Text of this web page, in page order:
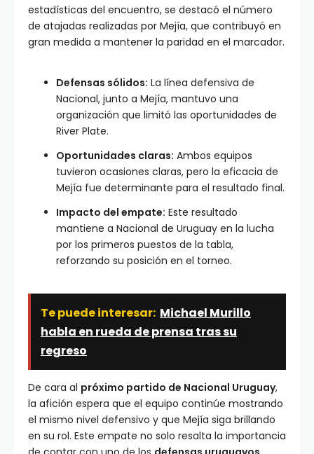
estadísticas del encuentro, se destacó el número
de atajadas realizadas por Mejía, que contribuyó en
gran medida a mantener la paridad en el marcador.
Defensas sólidos: La línea defensiva de
Nacional, junto a Mejía, mantuvo una
organización que limitó las oportunidades de
River Plate.
Oportunidades claras: Ambos equipos
tuvieron ocasiones claras, pero la eficacia de
Mejía fue determinante para el resultado final.
Impacto del empate: Este resultado
mantiene a Nacional de Uruguay en la lucha
por los primeros puestos de la tabla,
reforzando su posición en el torneo.
Te puede interesar: Michael Murillo
habla en rueda de prensa tras su
regreso
De cara al próximo partido de Nacional Uruguay,
la afición espera que el equipo continúe mostrando
el mismo nivel defensivo y que Mejía siga brillando
en su rol. Este empate no solo resalta la importancia